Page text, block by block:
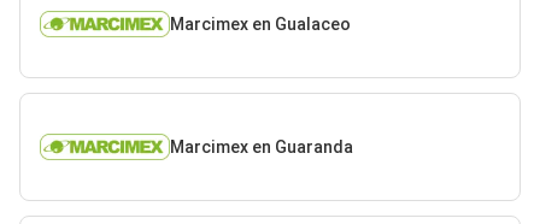
Marcimex en Gualaceo
Marcimex en Guaranda